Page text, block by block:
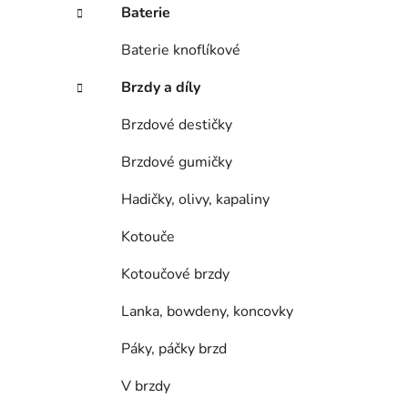
n
e
Baterie
Baterie knoflíkové
Brzdy a díly
Brzdové destičky
Brzdové gumičky
Hadičky, olivy, kapaliny
Kotouče
Kotoučové brzdy
Lanka, bowdeny, koncovky
Páky, páčky brzd
V brzdy